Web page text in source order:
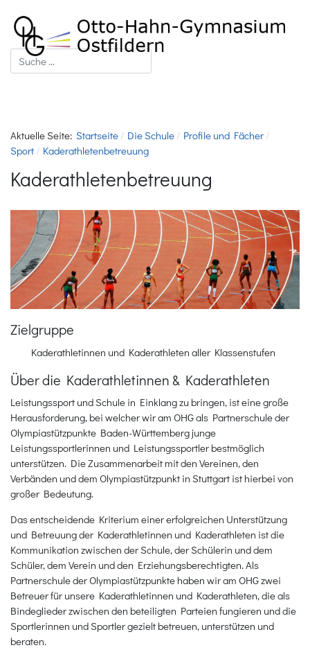
Suchen
Aktuelle Seite: Startseite Die Schule
Profile und Fächer
Sport
Kaderathletenbetreuung
Kaderathletenbetreuung
Zielgruppe
Kaderathletinnen und Kaderathleten aller Klassenstufen
Über die Kaderathletinnen & Kaderathleten
Leistungssport und Schule in Einklang zu bringen, ist eine große
Herausforderung, bei welcher wir am OHG als Partnerschule der
Olympiastützpunkte Baden-Württemberg junge
Leistungssportlerinnen und Leistungssportler bestmöglich
unterstützen. Die Zusammenarbeit mit den Vereinen, den
Verbänden und dem Olympiastützpunkt in Stuttgart ist hierbei von
großer Bedeutung.
Das entscheidende Kriterium einer erfolgreichen Unterstützung
und Betreuung der Kaderathletinnen und Kaderathleten ist die
Kommunikation zwischen der Schule, der Schülerin und dem
Schüler, dem Verein und den Erziehungsberechtigten. Als
Partnerschule der Olympiastützpunkte haben wir am OHG zwei
Betreuer für unsere Kaderathletinnen und Kaderathleten, die als
Bindeglieder zwischen den beteiligten Parteien fungieren und die
Sportlerinnen und Sportler gezielt betreuen, unterstützen und
beraten.